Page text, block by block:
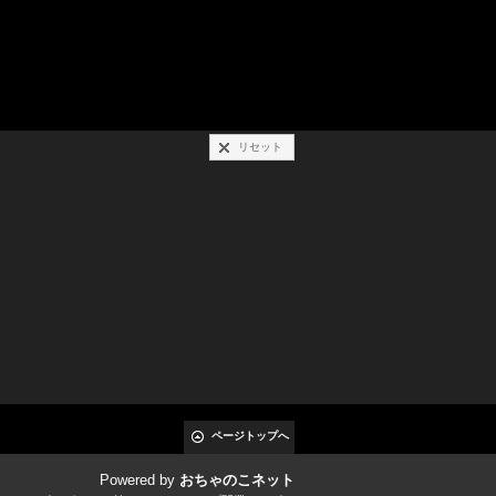
リセット
ページトップへ
Powered by おちゃのこネット